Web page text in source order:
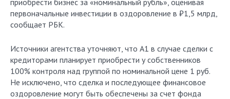
приобрести бизнес за «номинальный рубль», оценивая
первоначальные инвестиции в оздоровление в ₽1,5 млрд,
сообщает РБК.
Источники агентства уточняют, что А1 в случае сделки с
кредиторами планирует приобрести у собственников
100% контроля над группой по номинальной цене 1 руб.
Не исключено, что сделка и последующее финансовое
оздоровление могут быть обеспечены за счет фонда